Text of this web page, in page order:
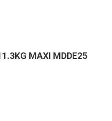
MAXI MDDE25